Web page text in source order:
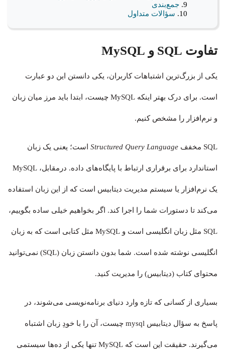
جمع‌بندی
سؤالات متداول
تفاوت SQL و MySQL
یکی از بزرگ‌ترین اشتباهات کاربران، یکی دانستن این دو عبارت
است. برای درک بهتر اینکه MySQL چیست، ابتدا باید مرز میان زبان
و نرم‌افزار را مشخص کنیم.
SQL مخفف Structured Query Language است؛ یعنی یک زبان
استاندارد برای برقراری ارتباط با پایگاه‌های داده. درمقابل، MySQL
یک نرم‌افزار یا سیستم مدیریت دیتابیس است که از این زبان استفاده
می‌کند تا دستورات شما را اجرا کند. اگر بخواهیم خیلی ساده بگوییم،
SQL مثل زبان انگلیسی است و MySQL مثل کتابی است که به زبان
انگلیسی نوشته شده است. شما بدون دانستن زبان (SQL) نمی‌توانید
محتوای کتاب (دیتابیس) را مدیریت کنید.
بسیاری از کسانی که تازه وارد دنیای برنامه‌نویسی می‌شوند، در
پاسخ به سؤال دیتابیس mysql چیست، آن را با خودِ زبان اشتباه
می‌گیرند. حقیقت این است که MySQL تنها یکی از ده‌ها سیستمی